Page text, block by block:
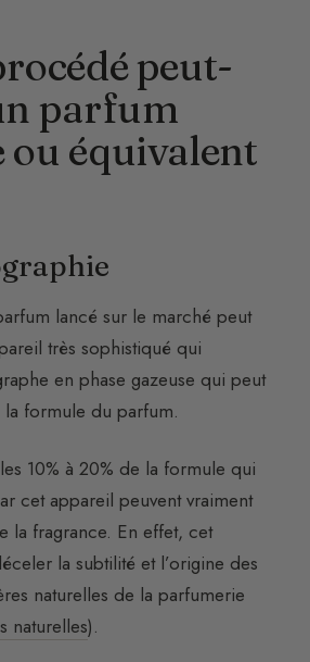
peut-
parfum
ou équivalent
lancé sur le marché peut
très sophistiqué qui
en phase gazeuse qui peut
formule du parfum.
10% à 20% de la formule qui
cet appareil peuvent vraiment
la fragrance. En effet, cet
la subtilité et l’origine des
naturelles de la parfumerie
naturelles).